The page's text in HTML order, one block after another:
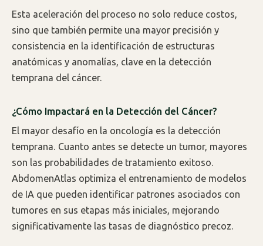
Esta aceleración del proceso no solo reduce costos,
sino que también permite una mayor precisión y
consistencia en la identificación de estructuras
anatómicas y anomalías, clave en la detección
temprana del cáncer.
¿Cómo Impactará en la Detección del Cáncer?
El mayor desafío en la oncología es la detección
temprana. Cuanto antes se detecte un tumor, mayores
son las probabilidades de tratamiento exitoso.
AbdomenAtlas optimiza el entrenamiento de modelos
de IA que pueden identificar patrones asociados con
tumores en sus etapas más iniciales, mejorando
significativamente las tasas de diagnóstico precoz.